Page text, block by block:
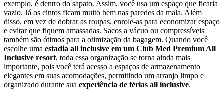
exemplo, é dentro do sapato. Assim, você usa um espaço que ficaria
vazio. Já os cintos ficam muito bem nas paredes da mala. Além
disso, em vez de dobrar as roupas, enrole-as para economizar espaço
e evitar que fiquem amassadas. Sacos a vácuo ou compressíveis
também são ótimos para a otimização da bagagem. Quando você
escolhe uma estadia all inclusive em um Club Med Premium All
Inclusive resort, toda essa organização se torna ainda mais
importante, pois você terá acesso a espaços de armazenamento
elegantes em suas acomodações, permitindo um arranjo limpo e
organizado durante sua experiência de férias all inclusive.